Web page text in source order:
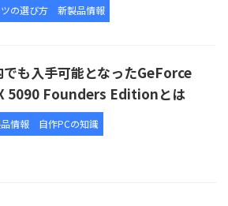
の選び方 新製品情報
でも入手可能となったGeForce
5090 Founders Editionとは
情報 自作PCの知識